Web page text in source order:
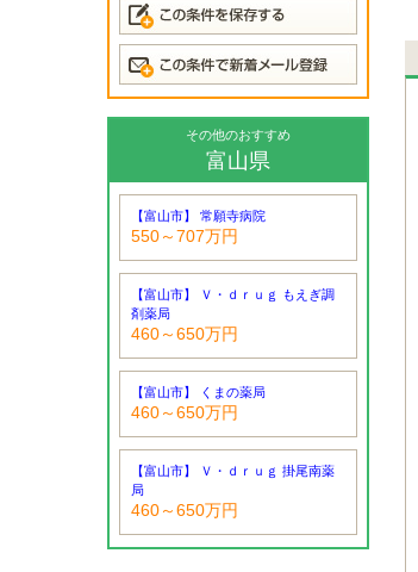
その他のおすすめ
富山県
【富山市】 常願寺病院
550～707万円
【富山市】 Ｖ・ｄｒｕｇ もえぎ調
剤薬局
460～650万円
【富山市】 くまの薬局
460～650万円
【富山市】 Ｖ・ｄｒｕｇ 掛尾南薬
局
460～650万円